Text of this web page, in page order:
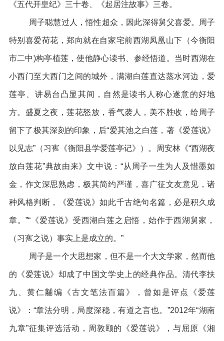
《五代开皇纪》三十卷、《起居注故事》三卷。
周子聪慧过人，悟性超众，因此深得舅父喜爱。周子
特别喜爱荷花，郑向就在自家宅前西湖凤凰山下（今衡阳
市二中)构亭植莲，使他静心读书、参经悟道。当时西湖在
小西门至大西门之间的城外，满湖白莲直达蒸水河边，爱
莲亭、讲易台凸显其间，自然是读书人称心遂意的好地
方。盛夏之夜，莲花怒放，香气袭人，美不胜收，给周子
留下了极其深刻的印象，后“爱其池之白莲，著《爱莲说》
以见志”（习寯《衡阳县学爱莲亭记》）。周安林《“西湖夜
放白莲花”典故由来》文中说：“从周子一生为人及惜墨如
金，作文深思熟虑，极其简约严谨，喜广征文友意见，诸
种风格判断，《爱莲说》如此千古绝句名篇，必是积久成
章。”“《爱莲说》受西湖白莲之启悟，始作于西湖舅家，
（习寯之说）事实上是成立的。”
周子是一个大思想家，但不是一个大文学家，然而他
的《爱莲说》却成了中国文学史上的经典作品。清代李扶
九、黄仁黼编《古文笔法百篇》，曾如是评点《爱莲
说》：“章法分明，局度深稳，有道之言也。”2012年“湖南
九章”征集评选活动，周敦颐的《爱莲说》，与屈原《湘